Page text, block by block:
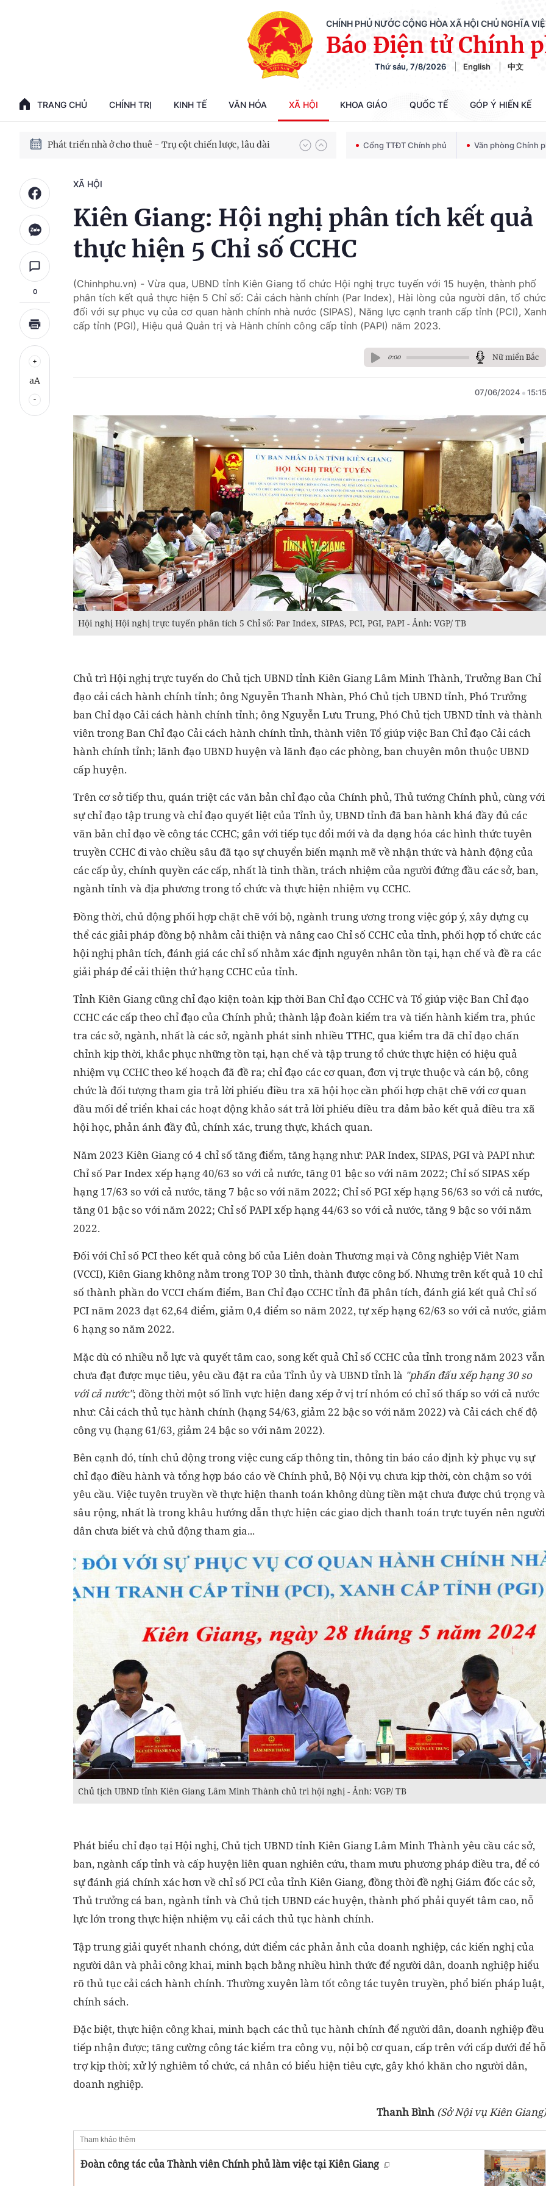
CHÍNH PHỦ NƯỚC CỘNG HÒA XÃ HỘI CHỦ NGHĨA
Báo Điện tử Chính
Thứ sáu, 7/8/2026 English 中文
TRANG CHỦ CHÍNH TRỊ KINH TẾ VĂN HÓA XÃ HỘI KHOA GIÁO QUỐC TẾ GÓP Ý HIẾN KẾ
Phát triển kinh tế nhà nước trong kỷ nguyên mới
Chiến dịch 500 ngày đêm tìm kiếm, quy tập và xác định danh tính hài cốt liệt sĩ
Bảo vệ nền tảng tư tưởng của Đảng trong kỷ nguyên phát triển mới
Phát triển nhà ở cho thuê - Trụ cột chiến lược, lâu dài Cổng TTĐT Chính phủ Văn phòng Chính
0
aA
XÃ HỘI
Kiên Giang: Hội nghị phân tích kết quả
thực hiện 5 Chỉ số CCHC
(Chinhphu.vn) - Vừa qua, UBND tỉnh Kiên Giang tổ chức Hội nghị trực tuyến với 15 huyện, thành phố
phân tích kết quả thực hiện 5 Chỉ số: Cải cách hành chính (Par Index), Hài lòng của người dân, tổ chức
đối với sự phục vụ của cơ quan hành chính nhà nước (SIPAS), Năng lực cạnh tranh cấp tỉnh (PCI), Xanh
cấp tỉnh (PGI), Hiệu quả Quản trị và Hành chính công cấp tỉnh (PAPI) năm 2023.
0:00 Nữ miền Bắc
07/06/2024 15:15
Hội nghị Hội nghị trực tuyến phân tích 5 Chỉ số: Par Index, SIPAS, PCI, PGI, PAPI - Ảnh: VGP/ TB
Chủ trì Hội nghị trực tuyến do Chủ tịch UBND tỉnh Kiên Giang Lâm Minh Thành, Trưởng Ban Chỉ
đạo cải cách hành chính tỉnh; ông Nguyễn Thanh Nhàn, Phó Chủ tịch UBND tỉnh, Phó Trưởng
ban Chỉ đạo Cải cách hành chính tỉnh; ông Nguyễn Lưu Trung, Phó Chủ tịch UBND tỉnh và thành
viên trong Ban Chỉ đạo Cải cách hành chính tỉnh, thành viên Tổ giúp việc Ban Chỉ đạo Cải cách
hành chính tỉnh; lãnh đạo UBND huyện và lãnh đạo các phòng, ban chuyên môn thuộc UBND
cấp huyện.
Trên cơ sở tiếp thu, quán triệt các văn bản chỉ đạo của Chính phủ, Thủ tướng Chính phủ, cùng với
sự chỉ đạo tập trung và chỉ đạo quyết liệt của Tỉnh ủy, UBND tỉnh đã ban hànhkhá đầy đủ các
văn bản chỉ đạo về công tác CCHC; gắn với tiếp tục đổi mới và đa dạng hóa các hình thức tuyên
truyền CCHC đi vào chiều sâu đã tạo sự chuyển biến mạnh mẽ về nhận thức và hành động của
các cấpủy, chính quyền các cấp, nhất là tinh thần, trách nhiệm của người đứng đầu các sở,ban,
ngànhtỉnhvà địa phương trong tổ chức và thực hiện nhiệm vụ CCHC.
Đồng thời, chủ động phối hợp chặt chẽ với bộ, ngành trung ương trong việc góp ý, xây dựng cụ
thể các giải pháp đồng bộ nhằm cải thiện và nâng cao Chỉ số CCHC của tỉnh, phối hợp tổ chức các
hội nghị phân tích, đánh giá các chỉ sốnhằm xác định nguyên nhân tồn tại, hạn chế và đề ra các
giải pháp để cải thiện thứ hạng CCHC của tỉnh.
Tỉnh Kiên Giang cũng chỉ đạo kiện toàn kịp thời Ban Chỉ đạo CCHC và Tổ giúp việc Ban Chỉ đạo
CCHC các cấp theo chỉ đạo của Chính phủ; thành lập đoàn kiểm tra và tiến hành kiểm tra, phúc
tra các sở, ngành, nhất là các sở, ngành phát sinh nhiều TTHC, qua kiểm tra đã chỉ đạo chấn
chỉnh kịp thời, khắc phục những tồn tại, hạn chế và tập trung tổ chức thực hiện có hiệu quả
nhiệm vụ CCHC theo kế hoạch đã đề ra; chỉ đạo các cơ quan, đơn vị trực thuộc và cán bộ, công
chức là đối tượng tham gia trả lời phiếu điều tra xã hội học cần phối hợp chặt chẽ với cơ quan
đầu mối để triển khai các hoạt động khảo sát trả lời phiếu điều tra đảm bảo kết quả điều tra xã
hội học,phản ánh đầy đủ, chính xác, trung thực, khách quan.
Năm 2023 Kiên Giang có 4 chỉ số tăng điểm, tăng hạng như: PAR Index, SIPAS, PGI và PAPI như:
Chỉ số Par Index xếphạng 40/63 so vớicả nước, tăng01 bậc so với năm 2022; Chỉ số SIPAS xếp
hạng 17/63 so với cả nước, tăng 7 bậc so với năm 2022; Chỉ số PGI xếp hạng 56/63 so với cả nước,
tăng 01 bậc so với năm 2022; Chỉ số PAPI xếp hạng44/63 so vớicả nước, tăng 9 bậc so với năm
2022.
Đối với Chỉ số PCI theo kết quả công bố của Liên đoàn Thương mại và Công nghiệp Viêt Nam
(VCCI), Kiên Giang không nằm trong TOP 30 tỉnh, thành được công bố. Nhưng trên kết quả 10 chỉ
số thành phần do VCCI chấm điểm, Ban Chỉ đạo CCHC tỉnh đã phân tích, đánh giá kết quả Chỉ số
PCI năm 2023 đạt 62,64 điểm, giảm 0,4 điểm so năm 2022, tự xếp hạng 62/63 so với cả nước, giảm
6 hạng so năm 2022.
Mặc dù có nhiều nỗ lực và quyết tâm cao, song kết quả Chỉ số CCHC của tỉnh trong năm 2023 vẫn
chưa đạt được mục tiêu, yêu cầu đặt ra của Tỉnhủyvà UBND tỉnh là "phấn đấu xếphạng 30so
với cả nước"; đồng thời một số lĩnh vực hiện đang xếp ở vị trí nhóm có chỉ số thấp so với cả nước
như: Cải cách thủ tục hành chính (hạng 54/63, giảm 22 bậc so với năm 2022) và Cải cách chế độ
công vụ (hạng 61/63, giảm 24 bậc so với năm 2022).
Bên cạnh đó, tính chủ độngtrong việc cung cấp thông tin, thông tin báo cáo định kỳ phục vụ sự
chỉ đạo điều hành và tổng hợp báo cáo về Chính phủ, Bộ Nội vụ chưa kịp thời, còn chậm so với
yêu cầu. Việc tuyên truyền về thực hiện thanh toán không dùng tiền mặt chưa được chú trọng và
sâu rộng, nhất là trong khâu hướng dẫn thực hiện các giao dịch thanh toán trực tuyến nên người
dân chưa biết và chủ động tham gia...
Chủ tịch UBND tỉnh Kiên Giang Lâm Minh Thành chủ trì hội nghị - Ảnh: VGP/ TB
Phát biểu chỉ đạo tại Hội nghị, Chủ tịch UBND tỉnh Kiên Giang Lâm Minh Thành yêu cầu các sở,
ban, ngành cấp tỉnh và cấp huyện liên quan nghiên cứu, tham mưu phương pháp điều tra, để có
sự đánh giá chính xác hơn về chỉ số PCI của tỉnh Kiên Giang, đồng thời đề nghị Giám đốc các sở,
Thủ trưởng cá ban, ngành tỉnh và Chủ tịch UBND các huyện, thành phố phải quyết tâm cao, nỗ
lực lớn trong thực hiện nhiệm vụ cải cách thủ tục hành chính.
Tập trung giải quyết nhanh chóng, dứt điểm các phản ảnh của doanh nghiệp, các kiến nghị của
người dân và phải công khai, minh bạch bằng nhiều hình thức để người dân, doanh nghiệp hiểu
rõ thủ tục cải cách hành chính. Thường xuyên làm tốt công tác tuyên truyền, phổ biến pháp luật,
chính sách.
Đặc biệt, thực hiện công khai, minh bạch các thủ tục hành chính để người dân, doanh nghiệp đều
tiếp nhận được; tăng cường công tác kiểm tra công vụ, nội bộ cơ quan, cấp trên với cấp dưới để hỗ
trợ kịp thời; xử lý nghiêm tổ chức, cá nhân có biểu hiện tiêu cực, gây khó khăn cho người dân,
doanh nghiệp.
Thanh Bình (Sở Nội vụ Kiên Giang)
Tham khảo thêm
Đoàn công tác của Thành viên Chính phủ làm việc tại Kiên Giang